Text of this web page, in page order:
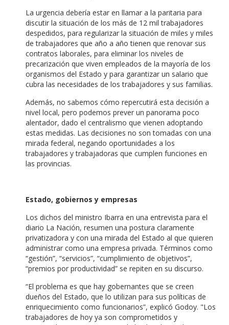
La urgencia debería estar en llamar a la paritaria para
discutir la situación de los más de 12 mil trabajadores
despedidos, para regularizar la situación de miles y miles
de trabajadores que año a año tienen que renovar sus
contratos laborales, para eliminar los niveles de
precarización que viven empleados de la mayoría de los
organismos del Estado y para garantizar un salario que
cubra las necesidades de los trabajadores y sus familias.
Además, no sabemos cómo repercutirá esta decisión a
nivel local, pero podemos prever un panorama poco
alentador, dado el centralismo que vienen adoptando
estas medidas. Las decisiones no son tomadas con una
mirada federal, negando oportunidades a los
trabajadores y trabajadoras que cumplen funciones en
las provincias.
Estado, gobiernos y empresas
Los dichos del ministro Ibarra en una entrevista para el
diario La Nación, resumen una postura claramente
privatizadora y con una mirada del Estado al que quieren
administrar como una empresa privada. Términos como
“gestión”, “servicios”, “cumplimiento de objetivos”,
“premios por productividad” se repiten en su discurso.
“El problema es que hay gobernantes que se creen
dueños del Estado, que lo utilizan para sus políticas de
enriquecimiento como funcionarios”, explicó Godoy. "Los
trabajadores de hoy ya son comprometidos y